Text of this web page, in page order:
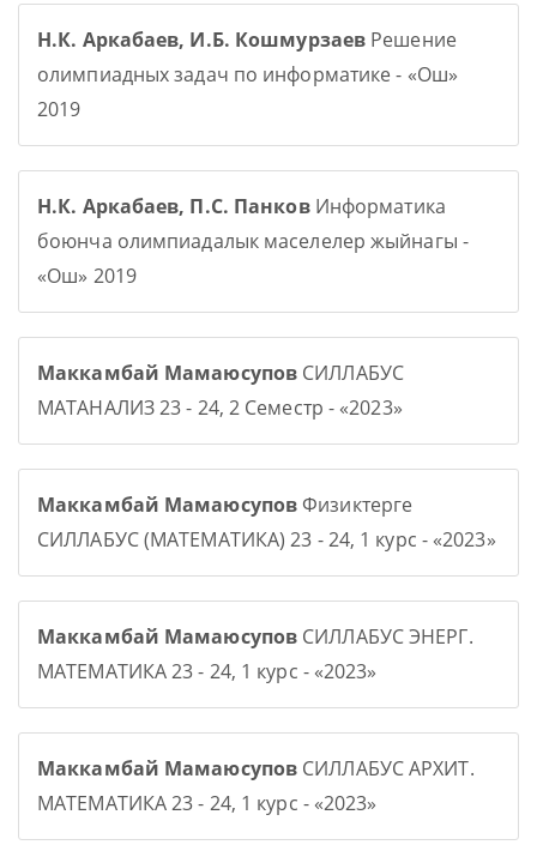
Н.К. Аркабаев, И.Б. Кошмурзаев Решение
олимпиадных задач по информатике - «Ош»
2019
Н.К. Аркабаев, П.С. ПанковИнформатика
боюнча олимпиадалык маселелер жыйнагы -
«Ош» 2019
Маккамбай Мамаюсупов СИЛЛАБУС
МАТАНАЛИЗ 23 - 24, 2 Семестр - «2023»
Маккамбай МамаюсуповФизиктерге
СИЛЛАБУС (МАТЕМАТИКА) 23 - 24, 1 курс - «2023»
Маккамбай Мамаюсупов СИЛЛАБУС ЭНЕРГ.
МАТЕМАТИКА 23 - 24, 1 курс - «2023»
Маккамбай Мамаюсупов СИЛЛАБУС АРХИТ.
МАТЕМАТИКА 23 - 24, 1 курс - «2023»